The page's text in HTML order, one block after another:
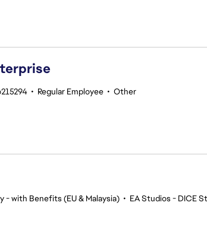
• Regular Employee • Other
- with Benefits (EU & Malaysia) • EA Studios - DICE